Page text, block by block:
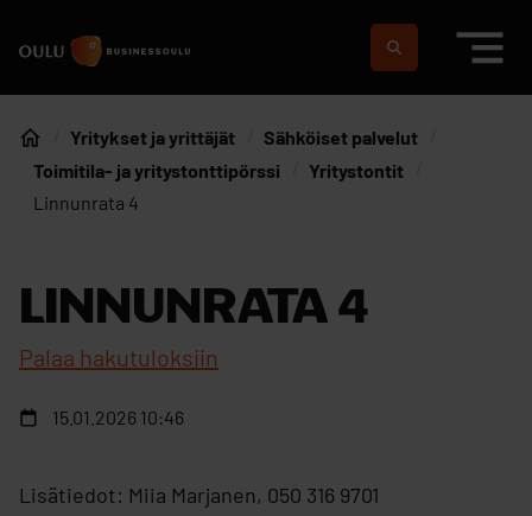
Etusivulle
Suomeksi
In english
Etusivu
Yritykset ja yrittäjät
Sähköiset palvelut
Toimitila- ja yritystonttipörssi
Yritystontit
Linnunrata 4
LINNUNRATA 4
Palaa hakutuloksiin
15.01.2026 10:46
Lisätiedot: Miia Marjanen, 050 316 9701